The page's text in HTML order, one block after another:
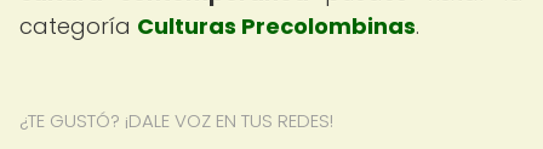
categoría Culturas Precolombinas.
¿TE GUSTÓ? ¡DALE VOZ EN TUS REDES!